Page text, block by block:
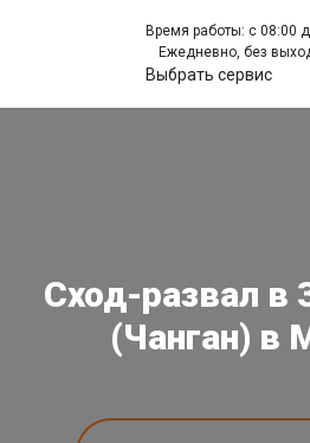
Время работы: с 08:00
Ежедневно, без
Выбрать сервис
Сход-развал в
(Чанган) в